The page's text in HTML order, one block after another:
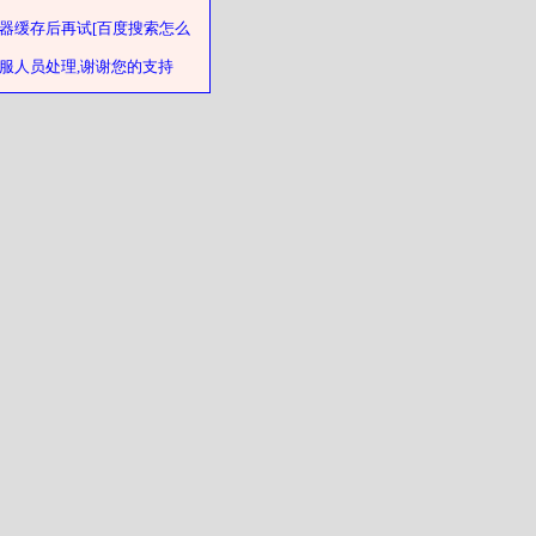
缓存后再试[百度搜索怎么
人员处理,谢谢您的支持